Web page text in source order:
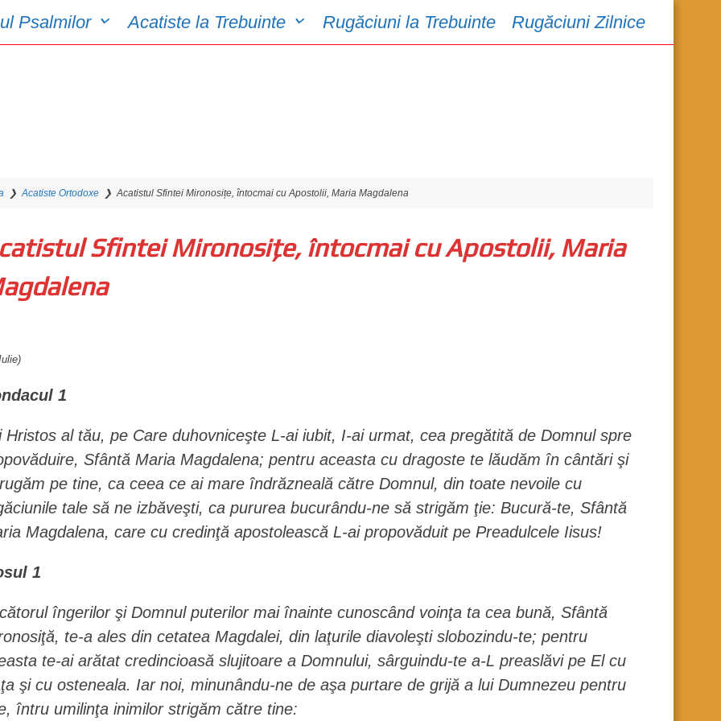
Psalmilor Acatiste la Trebuinte Rugăciuni la Trebuinte Rugăciuni Zilnice
❯Acatiste Ortodoxe ❯Acatistul Sfintei Mironosițe, întocmai cu Apostolii, Maria Magdalena
Sfintei Mironosițe, întocmai cu Apostolii, Maria
1
Hristos al tău, pe Care duhovniceşte L-ai iubit, I-ai urmat, cea pregătită de Domnul spre
Sfântă Maria Magdalena; pentru aceasta cu dragoste te lăudăm în cântări şi
pe tine, ca ceea ce ai mare îndrăzneală către Domnul, din toate nevoile cu
tale să ne izbăveşti, ca pururea bucurându-ne să strigăm ţie: Bucură-te, Sfântă
Magdalena, care cu credinţă apostolească L-ai propovăduit pe Preadulcele Iisus!
1
îngerilor şi Domnul puterilor mai înainte cunoscând voinţa ta cea bună, Sfântă
te-a ales din cetatea Magdalei, din laţurile diavoleşti slobozindu-te; pentru
te-ai arătat credincioasă slujitoare a Domnului, sârguindu-te a-L preaslăvi pe El cu
şi cu osteneala. Iar noi, minunându-ne de aşa purtare de grijă a lui Dumnezeu pentru
întru umilinţa inimilor strigăm către tine: